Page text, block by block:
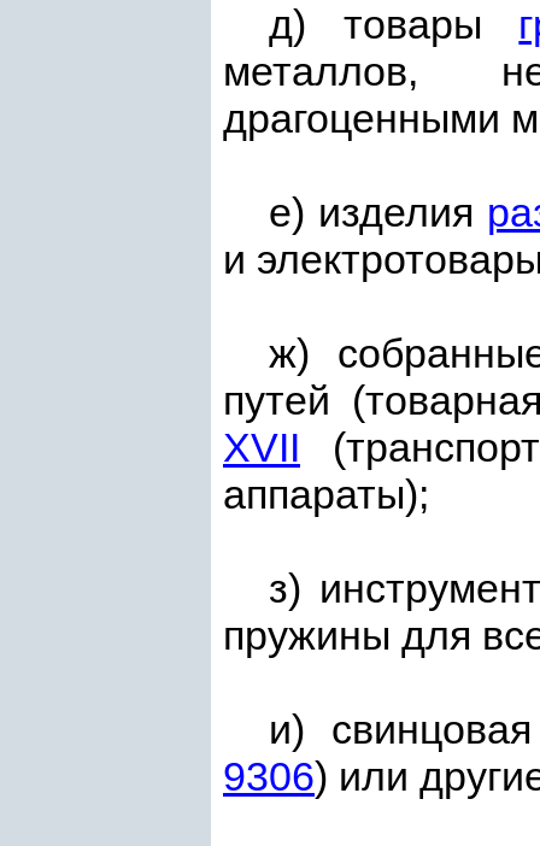
д) товары
металлов,
драгоценными
е) изделия
и
ж)
путей
XVII
аппараты);
з)
пружины для
и)
9306) или